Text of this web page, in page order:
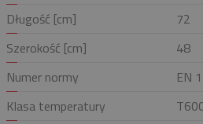
Długość [cm]
72
Szerokość [cm]
48
Numer normy
EN
Klasa temperatury